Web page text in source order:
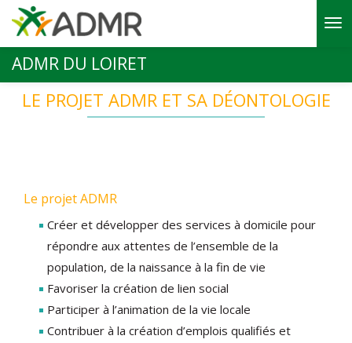
Aller au contenu principal
ADMR DU LOIRET
LE PROJET ADMR ET SA DÉONTOLOGIE
Le projet ADMR
Créer et développer des services à domicile pour
répondre aux attentes de l’ensemble de la
population, de la naissance à la fin de vie
Favoriser la création de lien social
Participer à l’animation de la vie locale
Contribuer à la création d’emplois qualifiés et